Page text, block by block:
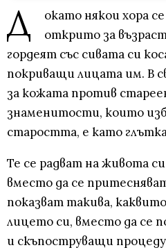
Д
окато някои хора
открито за
гордеят със сивата си
покриващи лицата им. В
за кожата против
знаменитости, които
старостта, е като
Те се радват на живота
вместо да се
показват такива,
лицето си, вместо да се
и скъпоструващи